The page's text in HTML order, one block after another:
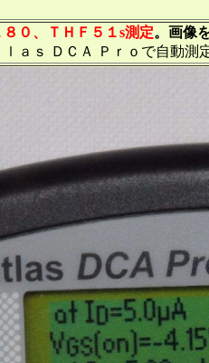
０、ＴＨＦ５１s測定。画像
ａｓ ＤＣＡ Ｐｒｏで自動測